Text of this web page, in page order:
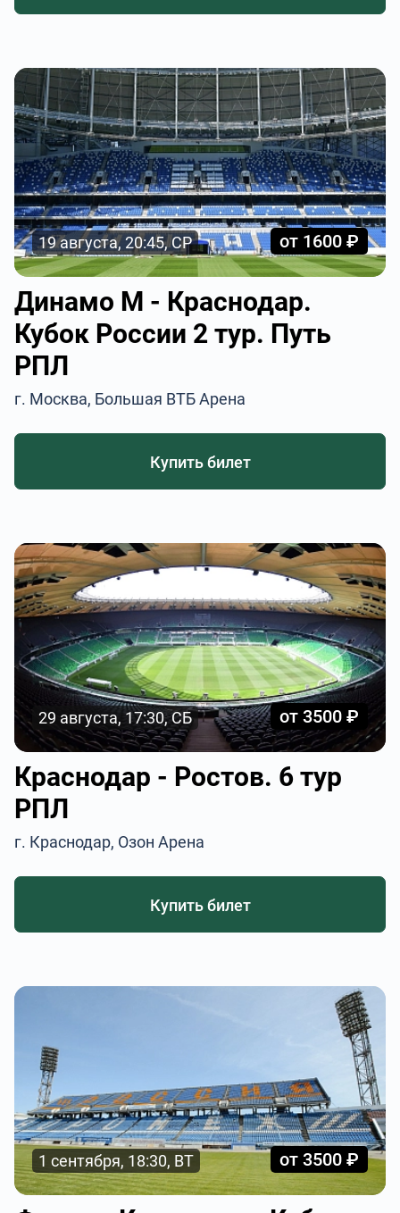
19 августа, 20:45, СР от 1600 ₽
Динамо М - Краснодар.
Кубок России 2 тур. Путь
РПЛ
г. Москва, Большая ВТБ Арена
Купить билет
29 августа, 17:30, СБ от 3500 ₽
Краснодар - Ростов. 6 тур
РПЛ
г. Краснодар, Озон Арена
Купить билет
1 сентября, 18:30, ВТ от 3500 ₽